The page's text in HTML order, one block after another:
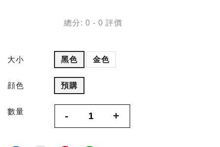
總分: 0 - 0 評價
大小 黑色 金色
顔色 預購
數量 - +